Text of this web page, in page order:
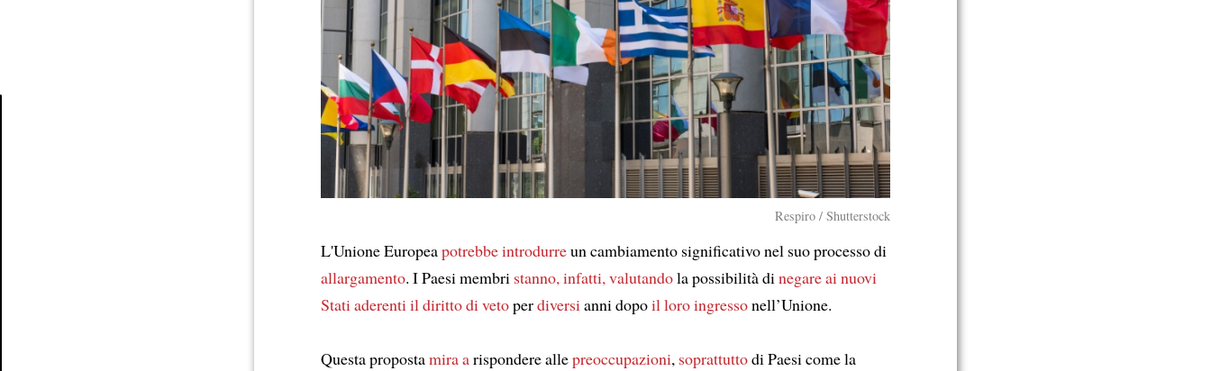
Respiro / Shutterstock
L'Unione Europeapotrebbe introdurreun cambiamento significativo nel suo processo di
allargamento. I Paesi membri stanno, infatti, valutandola possibilità dinegareai nuovi
Stati aderentiil diritto di vetoperdiversianni dopoil loro ingressonell’Unione.
Questa propostamira arispondere allepreoccupazioni, soprattuttodi Paesi come la